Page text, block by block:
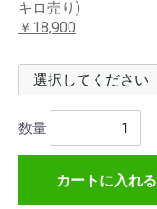
キロ売り)
￥18,900
数量
カートに入れる